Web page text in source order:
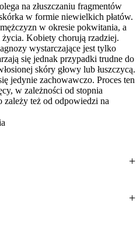
na złuszczaniu fragmentów
w formie niewielkich płatów.
w okresie pokwitania, a
Kobiety chorują rzadziej.
wystarczające jest tylko
się jednak przypadki trudne do
skóry głowy lub łuszczycą.
jedynie zachowawczo. Proces ten
w zależności od stopnia
zależy też od odpowiedzi na